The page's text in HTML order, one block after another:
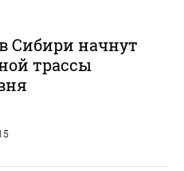
Сибири начнут
трассы